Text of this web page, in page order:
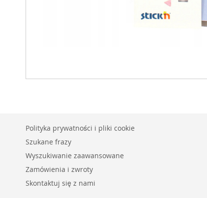
Polityka prywatności i pliki cookie
Szukane frazy
Wyszukiwanie zaawansowane
Zamówienia i zwroty
Skontaktuj się z nami